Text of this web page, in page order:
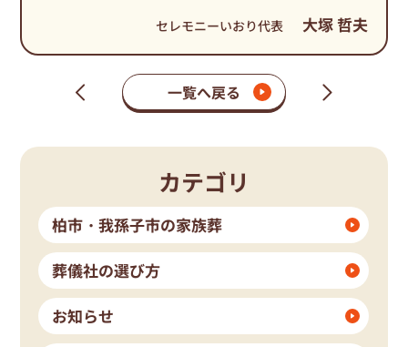
セレモニーいおり代表 大塚 哲夫
ー
一覧へ戻る
前
ー
カテゴリ
柏市・我孫子市の家族葬
葬儀社の選び方
お知らせ